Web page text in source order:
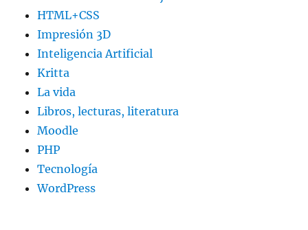
HTML+CSS
Impresión 3D
Inteligencia Artificial
Kritta
La vida
Libros, lecturas, literatura
Moodle
PHP
Tecnología
WordPress